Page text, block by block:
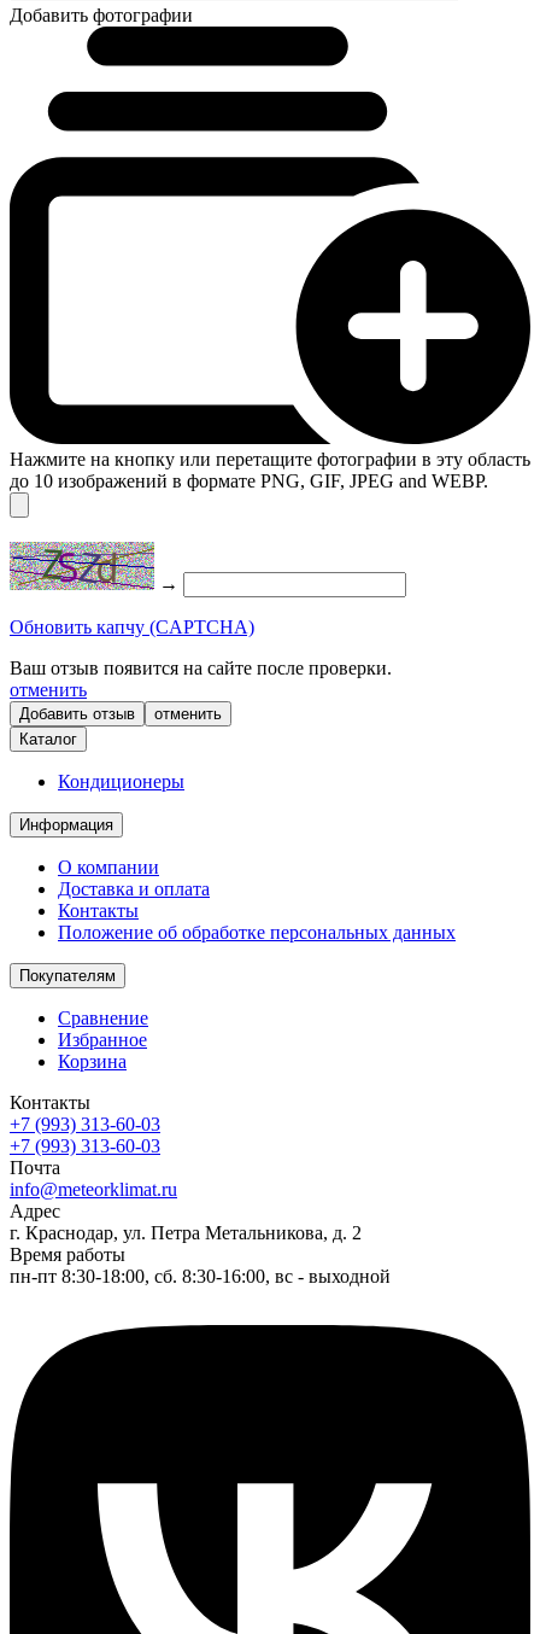
Добавить фотографии
Нажмите на кнопку или перетащите фотографии в эту область
до 10 изображений в формате PNG, GIF, JPEG and WEBP.
→
Обновить капчу (CAPTCHA)
Ваш отзыв появится на сайте после проверки.
отменить
отменить
Каталог
Кондиционеры
Информация
О компании
Доставка и оплата
Контакты
Положение об обработке персональных данных
Покупателям
Сравнение
Избранное
Корзина
Контакты
+7 (993) 313-60-03
+7 (993) 313-60-03
Почта
info@meteorklimat.ru
Адрес
г. Краснодар, ул. Петра Метальникова, д. 2
Время работы
пн-пт 8:30-18:00, сб. 8:30-16:00, вс - выходной